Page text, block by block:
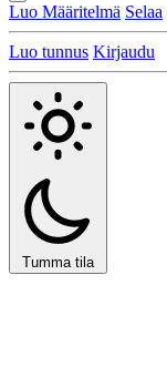
Luo Määritelmä Selaa
Luo tunnus Kirjaudu
Tumma tila